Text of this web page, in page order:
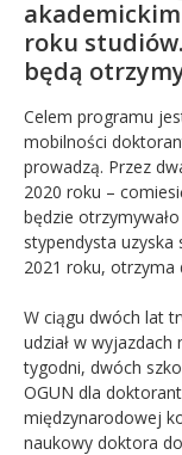
roku
będą
Celem programu
mobilności
prowadzą. Przez
2020 roku –
będzie
stypendysta
2021 roku, otrzyma
W ciągu dwóch lat
udział w
tygodni, dwóch
OGUN dla
międzynarodowej
naukowy doktora